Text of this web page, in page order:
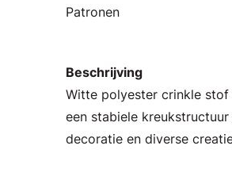
Patronen
Beschrijving
Witte polyester crinkle
een stabiele
decoratie en diverse